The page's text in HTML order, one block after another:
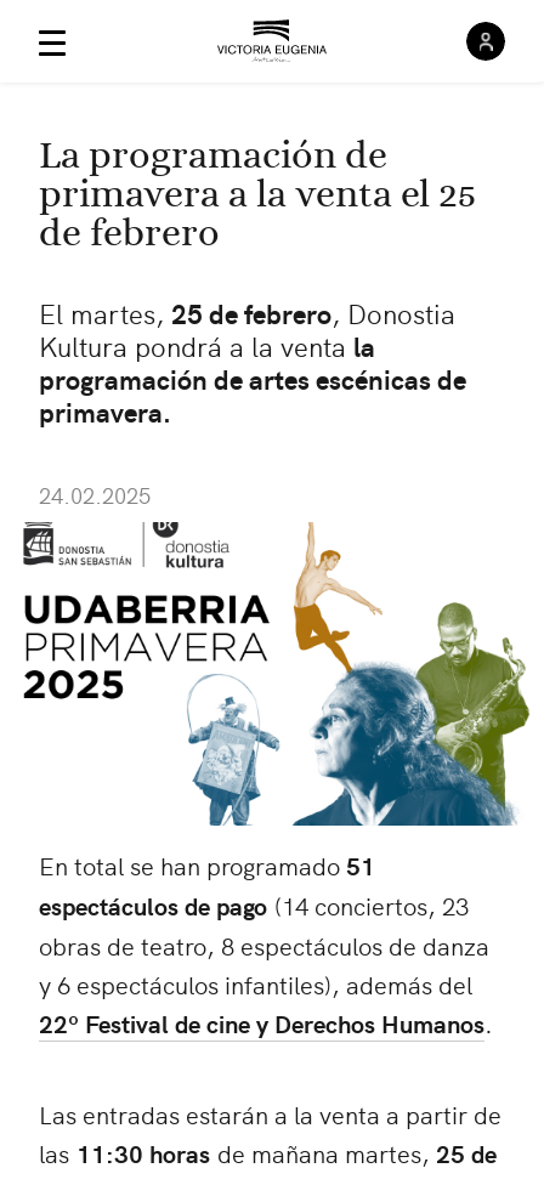
La programación de
primavera a la venta el 25
de febrero
El martes, 25 de febrero, Donostia
Kultura pondrá a la venta la
programación de artes escénicas de
primavera.
24.02.2025
En total se han programado51
espectáculos de pago (14 conciertos, 23
obras de teatro, 8 espectáculos de danza
y 6 espectáculos infantiles), además del
22º Festival de cine y Derechos Humanos.
Las entradas estarán a la venta a partir de
las 11:30 horas de mañana martes, 25 de